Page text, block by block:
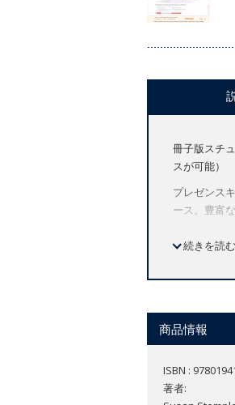
冊子版スチ
スが可能）
プレゼンス
ース。豊富
続きを読む
商品情報
ISBN :
著者: